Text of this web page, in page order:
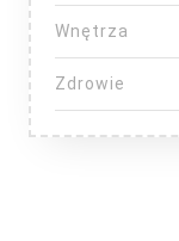
Wnętrza
Zdrowie